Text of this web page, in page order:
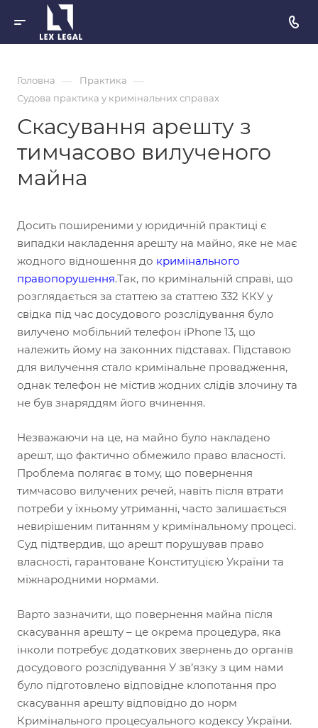
Головна — Практика —
Судова практика у кримінальних справах
Скасування арешту з
тимчасово вилученого
майна
Досить поширеними у юридичній практиці є
випадки накладення арешту на майно, яке не має
жодного відношення до кримінального
правопорушення.​Так, по кримінальній справі, що
розглядається за статтею за статтею 332 ККУ у
свідка під час досудового розслідування було
вилучено мобільний телефон iPhone 13, що
належить йому на законних підставах. Підставою
для вилучення стало кримінальне провадження,
однак телефон не містив жодних слідів злочину та
не був знаряддям його вчинення.
Незважаючи на це, на майно було накладено
арешт, що фактично обмежило право власності.
Проблема полягає в тому, що повернення
тимчасово вилучених речей, навіть після втрати
потреби у їхньому утриманні, часто залишається
невирішеним питанням у кримінальному процесі.
Суд підтвердив, що арешт порушував право
власності, гарантоване Конституцією України та
міжнародними нормами.
Варто зазначити, що повернення майна після
скасування арешту – це окрема процедура, яка
інколи потребує додаткових звернень до органів
досудового розслідування У зв’язку з цим нами
було підготовлено відповідне клопотання про
скасування арешту відповідно до норм
Кримінального процесуального кодексу України.